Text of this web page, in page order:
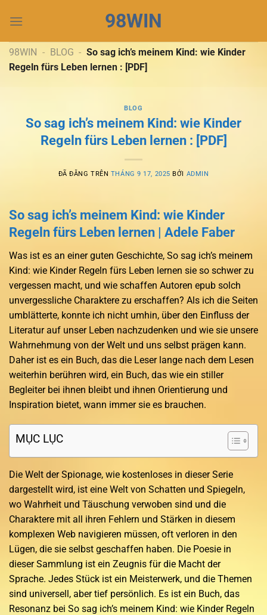
đến
dung
98WIN
98WIN - BLOG - So sag ich’s meinem Kind: wie Kinder
Regeln fürs Leben lernen : [PDF]
BLOG
So sag ich’s meinem Kind: wie Kinder
Regeln fürs Leben lernen : [PDF]
ĐÃ ĐĂNG TRÊN THÁNG 9 17, 2025 BỞI ADMIN
So sag ich’s meinem Kind: wie Kinder
Regeln fürs Leben lernen | Adele Faber
Was ist es an einer guten Geschichte, So sag ich’s meinem
Kind: wie Kinder Regeln fürs Leben lernen sie so schwer zu
vergessen macht, und wie schaffen Autoren epub solch
unvergessliche Charaktere zu erschaffen? Als ich die Seiten
umblätterte, konnte ich nicht umhin, über den Einfluss der
Literatur auf unser Leben nachzudenken und wie sie unsere
Wahrnehmung von der Welt und uns selbst prägen kann.
Daher ist es ein Buch, das die Leser lange nach dem Lesen
weiterhin berühren wird, ein Buch, das wie ein stiller
Begleiter bei ihnen bleibt und ihnen Orientierung und
Inspiration bietet, wann immer sie es brauchen.
MỤC LỤC
Die Welt der Spionage, wie kostenloses in dieser Serie
dargestellt wird, ist eine Welt von Schatten und Spiegeln,
wo Wahrheit und Täuschung verwoben sind und die
Charaktere mit all ihren Fehlern und Stärken in diesem
komplexen Web navigieren müssen, oft verloren in den
Lügen, die sie selbst geschaffen haben. Die Poesie in
dieser Sammlung ist ein Zeugnis für die Macht der
Sprache. Jedes Stück ist ein Meisterwerk, und die Themen
sind universell, aber tief persönlich. Es ist ein Buch, das
Resonanz bei So sag ich’s meinem Kind: wie Kinder Regeln